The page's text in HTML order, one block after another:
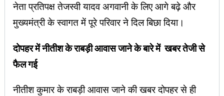
नेता प्रतिपक्ष तेजस्वी यादव अगवानी के लिए आगे बढ़े और
मुख्यमंत्री के स्वागत में पूरे परिवार ने दिल बिछा दिया।
दोपहर में नीतीश के राबड़ी आवास जाने के बारे में खबर तेजी से
फैल गई
नीतीश कुमार के राबड़ी आवास जाने की खबर दोपहर से ही